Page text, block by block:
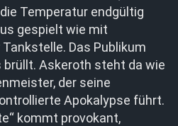
Temperatur endgültig
gespielt wie mit
Das Publikum
Askeroth steht da wie
der seine
Apokalypse führt.
kommt provokant,